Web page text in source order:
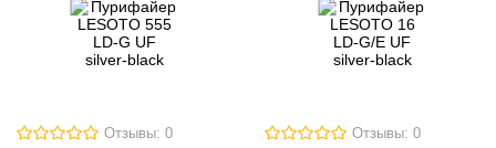
Отзывы: 0 Отзывы: 0